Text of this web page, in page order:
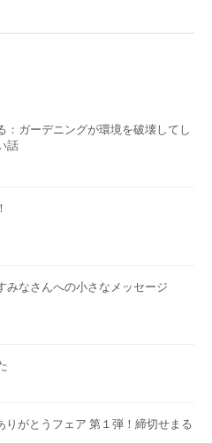
：ガーデニングが環境を破壊してし
話
みなさんへの小さなメッセージ
がとうフェア 第１弾！締切せまる